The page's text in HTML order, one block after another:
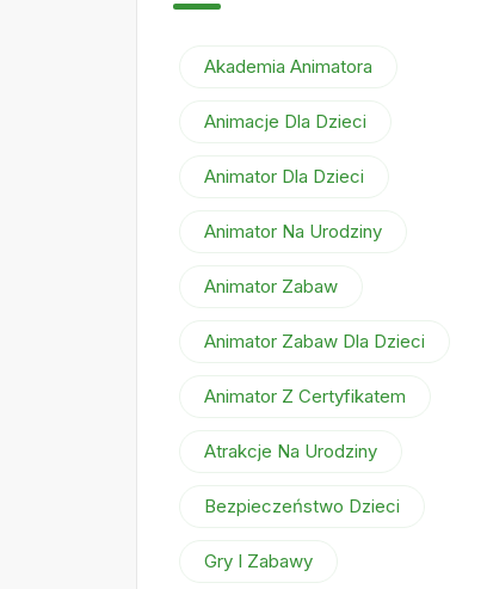
Akademia Animatora
Animacje Dla Dzieci
Animator Dla Dzieci
Animator Na Urodziny
Animator Zabaw
Animator Zabaw Dla Dzieci
Animator Z Certyfikatem
Atrakcje Na Urodziny
Bezpieczeństwo Dzieci
Gry I Zabawy